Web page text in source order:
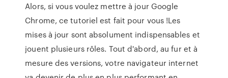
Alors, si vous voulez mettre à jour Google
Chrome, ce tutoriel est fait pour vous !Les
mises à jour sont absolument indispensables et
jouent plusieurs rôles. Tout d'abord, au fur et à
mesure des versions, votre navigateur internet